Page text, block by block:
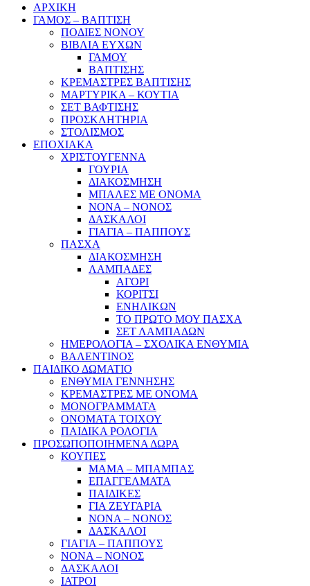
ΑΡΧΙΚΗ
ΓΑΜΟΣ – ΒΑΠΤΙΣΗ
ΠΟΔΙΕΣ ΝΟΝΟΥ
ΒΙΒΛΙΑ ΕΥΧΩΝ
ΓΑΜΟΥ
ΒΑΠΤΙΣΗΣ
ΚΡΕΜΑΣΤΡΕΣ ΒΑΠΤΙΣΗΣ
ΜΑΡΤΥΡΙΚΑ – ΚΟΥΤΙΑ
ΣΕΤ ΒΑΦΤΙΣΗΣ
ΠΡΟΣΚΛΗΤΗΡΙΑ
ΣΤΟΛΙΣΜΟΣ
ΕΠΟΧΙΑΚΑ
ΧΡΙΣΤΟΥΓΕΝΝΑ
ΓΟΥΡΙΑ
ΔΙΑΚΟΣΜΗΣΗ
ΜΠΑΛΕΣ ΜΕ ΟΝΟΜΑ
ΝΟΝΑ – ΝΟΝΟΣ
ΔΑΣΚΑΛΟΙ
ΓΙΑΓΙΑ – ΠΑΠΠΟΥΣ
ΠΑΣΧΑ
ΔΙΑΚΟΣΜΗΣΗ
ΛΑΜΠΑΔΕΣ
ΑΓΟΡΙ
ΚΟΡΙΤΣΙ
ΕΝΗΛΙΚΩΝ
ΤΟ ΠΡΩΤΟ ΜΟΥ ΠΑΣΧΑ
ΣΕΤ ΛΑΜΠΑΔΩΝ
ΗΜΕΡΟΛΟΓΙΑ – ΣΧΟΛΙΚΑ ΕΝΘΥΜΙΑ
ΒΑΛΕΝΤΙΝΟΣ
ΠΑΙΔΙΚΟ ΔΩΜΑΤΙΟ
ΕΝΘΥΜΙΑ ΓΕΝΝΗΣΗΣ
ΚΡΕΜΑΣΤΡΕΣ ΜΕ ΟΝΟΜΑ
ΜΟΝΟΓΡΑΜΜΑΤΑ
ΟΝΟΜΑΤΑ ΤΟΙΧΟΥ
ΠΑΙΔΙΚΑ ΡΟΛΟΓΙΑ
ΠΡΟΣΩΠΟΠΟΙΗΜΕΝΑ ΔΩΡΑ
ΚΟΥΠΕΣ
ΜΑΜΑ – ΜΠΑΜΠΑΣ
ΕΠΑΓΓΕΛΜΑΤΑ
ΠΑΙΔΙΚΕΣ
ΓΙΑ ΖΕΥΓΑΡΙΑ
ΝΟΝΑ – ΝΟΝΟΣ
ΔΑΣΚΑΛΟΙ
ΓΙΑΓΙΑ – ΠΑΠΠΟΥΣ
ΝΟΝΑ – ΝΟΝΟΣ
ΔΑΣΚΑΛΟΙ
ΙΑΤΡΟΙ